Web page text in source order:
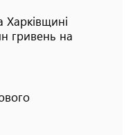
Харківщині
гривень на